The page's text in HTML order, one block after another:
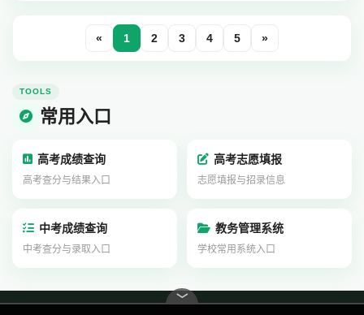
« 1 2 3 4 5 »
TOOLS
常用入口
高考成绩查询
高考查分与结果入口
高考志愿填报
志愿填报与招录信息
中考成绩查询
中考查分与录取入口
教务管理系统
学校常用系统入口
﹀